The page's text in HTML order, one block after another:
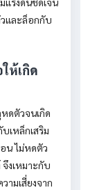
และล็อกกับ
ห้เกิด
ดตัวจนเกิด
เหล็กเสริม
น ไม่หดตัว
งเหมาะกับ
มเสี่ยงจาก